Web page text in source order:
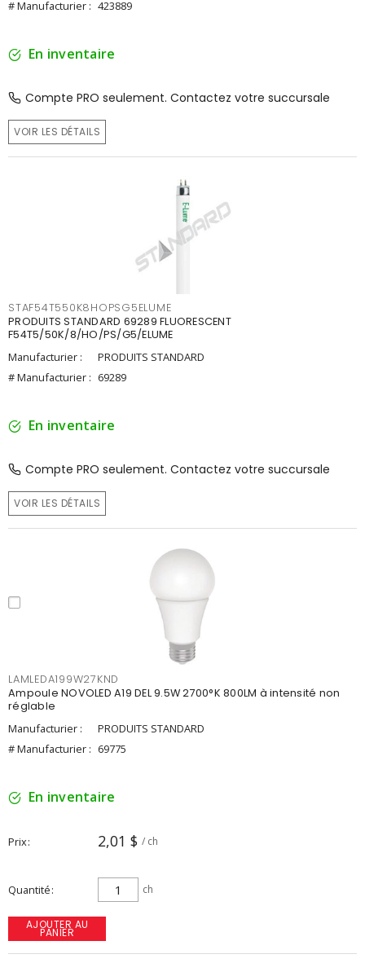
# Manufacturier : 423889
En inventaire
Compte PRO seulement. Contactez votre succursale
VOIR LES DÉTAILS
STAF54T550K8HOPSG5ELUME
PRODUITS STANDARD 69289 FLUORESCENT
F54T5/50K/8/HO/PS/G5/ELUME
Manufacturier :
PRODUITS STANDARD
# Manufacturier : 69289
En inventaire
Compte PRO seulement. Contactez votre succursale
VOIR LES DÉTAILS
LAMLEDA199W27KND
Ampoule NOVOLED A19 DEL 9.5W 2700°K 800LM à intensité non
réglable
Manufacturier :
PRODUITS STANDARD
# Manufacturier : 69775
En inventaire
Prix 2,01 $ / ch
Quantité ch
AJOUTER AU
PANIER